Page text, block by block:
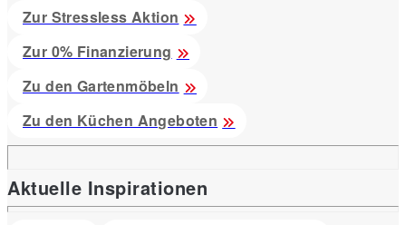
Zur Stressless Aktion
Zur 0% Finanzierung
Zu den Gartenmöbeln
Zu den Küchen Angeboten
Aktuelle Inspirationen